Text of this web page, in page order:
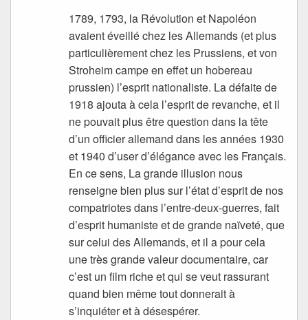
1789, 1793, la Révolution et Napoléon
avaient éveillé chez les Allemands (et plus
particulièrement chez les Prussiens, et von
Stroheim campe en effet un hobereau
prussien) l’esprit nationaliste. La défaite de
1918 ajouta à cela l’esprit de revanche, et il
ne pouvait plus être question dans la tête
d’un officier allemand dans les années 1930
et 1940 d’user d’élégance avec les Français.
En ce sens, La grande illusion nous
renseigne bien plus sur l’état d’esprit de nos
compatriotes dans l’entre-deux-guerres, fait
d’esprit humaniste et de grande naïveté, que
sur celui des Allemands, et il a pour cela
une très grande valeur documentaire, car
c’est un film riche et qui se veut rassurant
quand bien même tout donnerait à
s’inquiéter et à désespérer.